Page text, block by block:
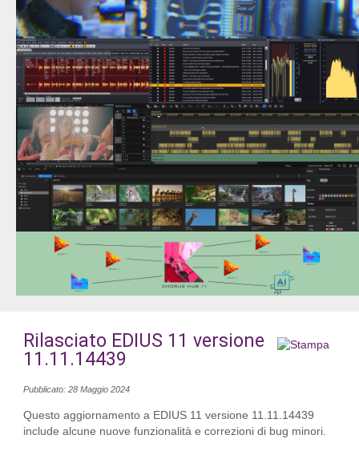
Rilasciato EDIUS 11 versione
11.11.14439
Pubblicato: 28 Maggio 2024
Questo aggiornamento a EDIUS 11 versione 11.11.14439
include alcune nuove funzionalità e correzioni di bug minori.